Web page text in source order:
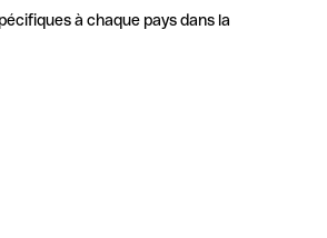
à chaque pays dans la